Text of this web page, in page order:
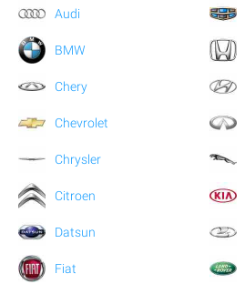
Audi
BMW
Chery
Chevrolet
Chrysler
Citroen
Datsun
Fiat